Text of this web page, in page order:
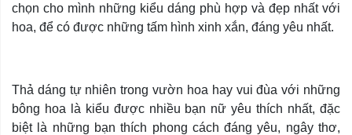
chọn cho mình những kiểu dáng phù hợp và đẹp nhất với
hoa, để có được những tấm hình xinh xắn, đáng yêu nhất.
Thả dáng tự nhiên trong vườn hoa hay vui đùa với những
bông hoa là kiểu được nhiều bạn nữ yêu thích nhất, đặc
biệt là những bạn thích phong cách đáng yêu, ngây thơ,